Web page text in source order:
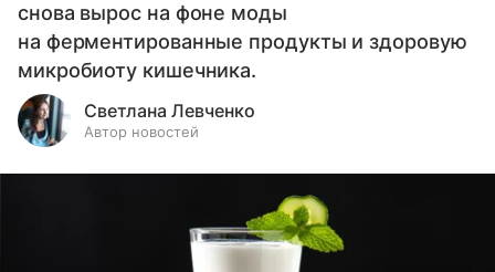
снова вырос на фоне моды
на ферментированные продукты и здоровую
микробиоту кишечника.
Светлана Левченко
Автор новостей